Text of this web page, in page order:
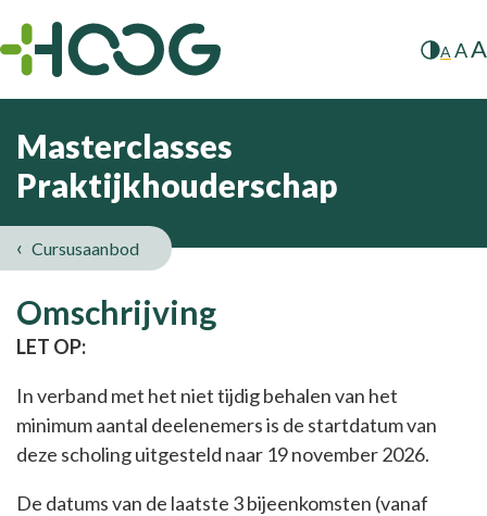
A AA
Masterclasses
Praktijkhouderschap
Cursusaanbod
Masterclasses
Praktijkhouderschap
Omschrijving
LET OP:
In verband met het niet tijdig behalen van het
minimum aantal deelenemers is de startdatum van
deze scholing uitgesteld naar 19 november 2026.
De datums van de laatste 3 bijeenkomsten (vanaf